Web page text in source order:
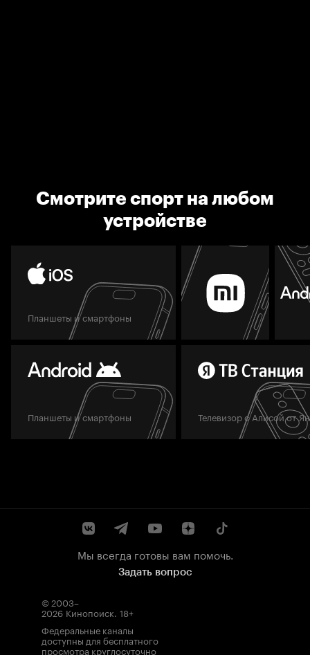
Смотрите спорт на любом
устройстве
Планшеты и смартфоны
Планшеты и смартфоны Телевизор с Алисой от
Мы всегда готовы вам помочь.
Задать вопрос
© 2003–
2026 Кинопоиск. 18+
Федеральные каналы
доступны для бесплатного
просмотра круглосуточно